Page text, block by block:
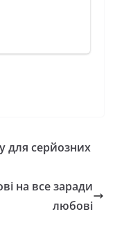
для серйозних
на все заради
любові